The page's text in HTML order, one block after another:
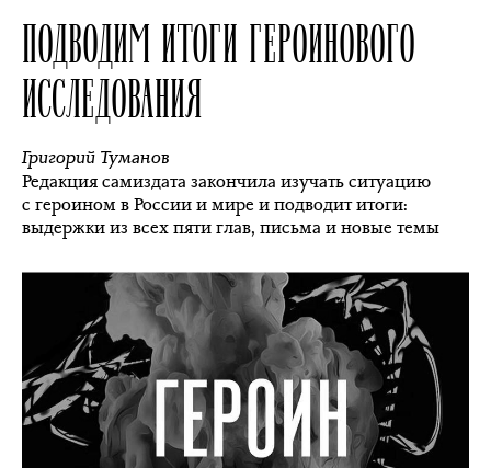
ПОДВОДИМ ИТОГИ ГЕРОИНОВОГО
ИССЛЕДОВАНИЯ
Григорий Туманов
Редакция самиздата закончила изучать ситуацию
с героином в России и мире и подводит итоги:
выдержки из всех пяти глав, письма и новые темы